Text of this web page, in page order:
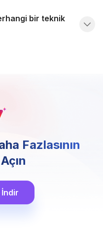
bir teknik
Fazlasının